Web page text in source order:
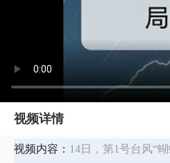
视频详情
视频内容： 14日，第1号台风“